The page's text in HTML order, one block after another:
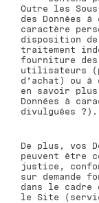
Outre les
des Données
caractère
disposition
traitement
fourniture des
utilisateurs
d’achat) ou
en savoir
Données à
divulguées ?).
De plus, vos
peuvent être
justice,
sur demande
dans le
le Site